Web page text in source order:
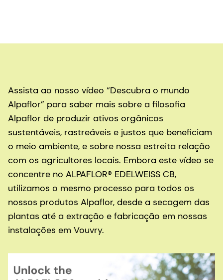
Assista ao nosso vídeo “Descubra o mundo
Alpaflor” para saber mais sobre a filosofia
Alpaflor de produzir ativos orgânicos
sustentáveis, rastreáveis e justos que beneficiam
o meio ambiente, e sobre nossa estreita relação
com os agricultores locais. Embora este vídeo se
concentre no ALPAFLOR® EDELWEISS CB,
utilizamos o mesmo processo para todos os
nossos produtos Alpaflor, desde a secagem das
plantas até a extração e fabricação em nossas
instalações em Vouvry.